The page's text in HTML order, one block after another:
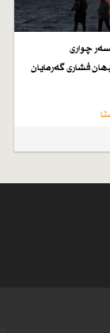
چواری
فشاری گەرمایان